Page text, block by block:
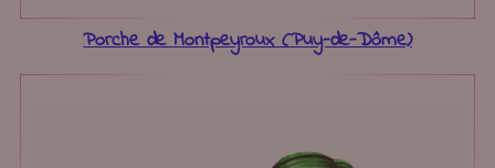
Porche de Montpeyroux (Puy-de-Dôme)